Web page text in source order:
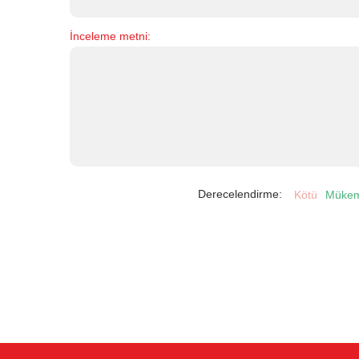
İnceleme metni:
Derecelendirme: Kötü